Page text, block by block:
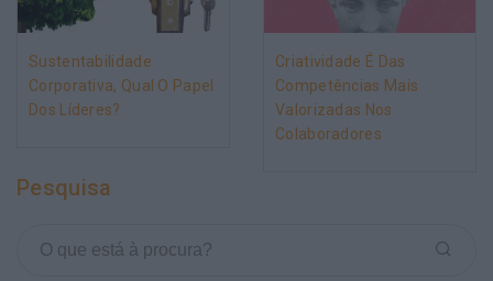
Sustentabilidade
Corporativa, Qual O Papel
Dos Líderes?
Criatividade É Das
Competências Mais
Valorizadas Nos
Colaboradores
Pesquisa